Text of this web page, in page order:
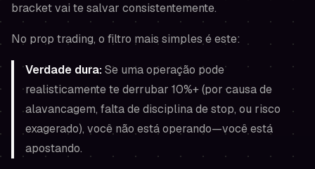
bracket vai te salvar consistentemente.
No prop trading, o filtro mais simples é este:
Verdade dura:Se uma operação pode
realisticamente te derrubar 10%+ (por causa de
alavancagem, falta de disciplina de stop, ou risco
exagerado), você não está operando—você está
apostando.